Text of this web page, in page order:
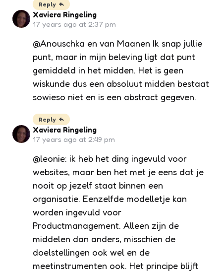
Reply
Xaviera Ringeling
17 years ago at 2:37 pm
@Anouschka en van Maanen Ik snap jullie
punt, maar in mijn beleving ligt dat punt
gemiddeld in het midden. Het is geen
wiskunde dus een absoluut midden bestaat
sowieso niet en is een abstract gegeven.
Reply
Xaviera Ringeling
17 years ago at 2:49 pm
@leonie: ik heb het ding ingevuld voor
websites, maar ben het met je eens dat je
nooit op jezelf staat binnen een
organisatie. Eenzelfde modelletje kan
worden ingevuld voor
Productmanagement. Alleen zijn de
middelen dan anders, misschien de
doelstellingen ook wel en de
meetinstrumenten ook. Het principe blijft